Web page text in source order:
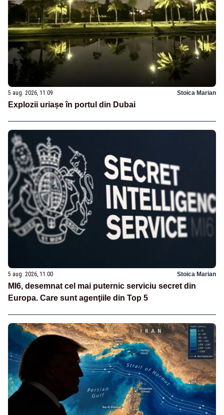
5 aug. 2026, 11:09 Stoica Marian
Explozii uriașe în portul din Dubai
5 aug. 2026, 11:00 Stoica Marian
MI6, desemnat cel mai puternic serviciu secret din
Europa. Care sunt agenţiile din Top 5